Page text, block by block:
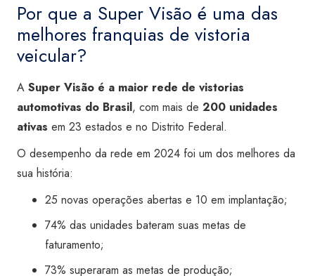
Por que a Super Visão é uma das
melhores franquias de vistoria
veicular?
A Super Visão é a maior rede de vistorias
automotivas do Brasil, com mais de 200 unidades
ativas em 23 estados e no Distrito Federal.
O desempenho da rede em 2024 foi um dos melhores da
sua história:
25 novas operações abertas e 10 em implantação;
74% das unidades bateram suas metas de
faturamento;
73% superaram as metas de produção;